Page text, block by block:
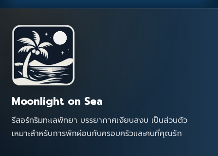
Moonlight on Sea
รีสอร์ทริมทะเลพัทยา บรรยากาศเงียบสงบ เป็นส่วนตัว
เหมาะสำหรับการพักผ่อนกับครอบครัวและคนที่คุณรัก